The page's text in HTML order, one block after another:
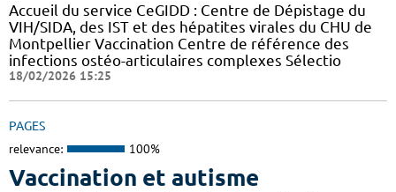
Accueil du service CeGIDD : Centre de Dépistage du
VIH/SIDA, des IST et des hépatites virales du CHU de
Montpellier Vaccination Centre de référence des
infections ostéo-articulaires complexes Sélectio
18/02/2026 15:25
PAGES
relevance: 100%
Vaccination et autisme